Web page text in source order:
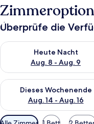
Überprüfe die
Heute Nacht
Aug. 8 - Aug. 9
Überprüfe die
Dieses Wochenende
Aug. 14 - Aug. 16
Überprüfe die
Verfügbare